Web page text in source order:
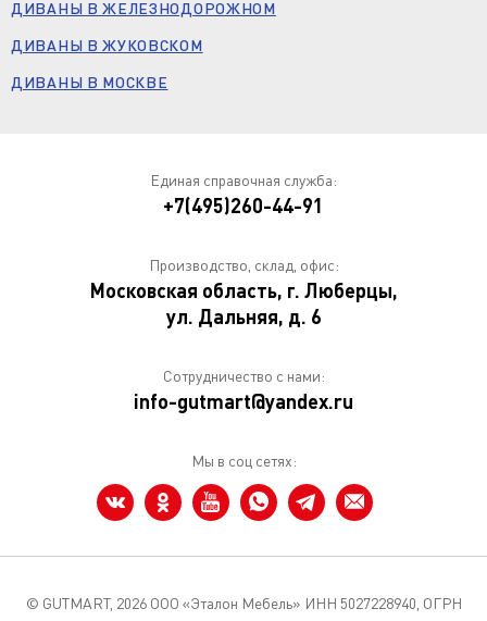
ДИВАНЫ В ЖЕЛЕЗНОДОРОЖНОМ
ДИВАНЫ В ЖУКОВСКОМ
ДИВАНЫ В МОСКВЕ
Единая справочная служба:
+7(495)260-44-91
Производство, склад, офис:
Московская область, г. Люберцы,
ул. Дальняя, д. 6
Сотрудничество с нами:
info-gutmart@yandex.ru
Мы в соц сетях:
© GUTMART, 2026 ООО «Эталон Мебель» ИНН 5027228940, ОГРН